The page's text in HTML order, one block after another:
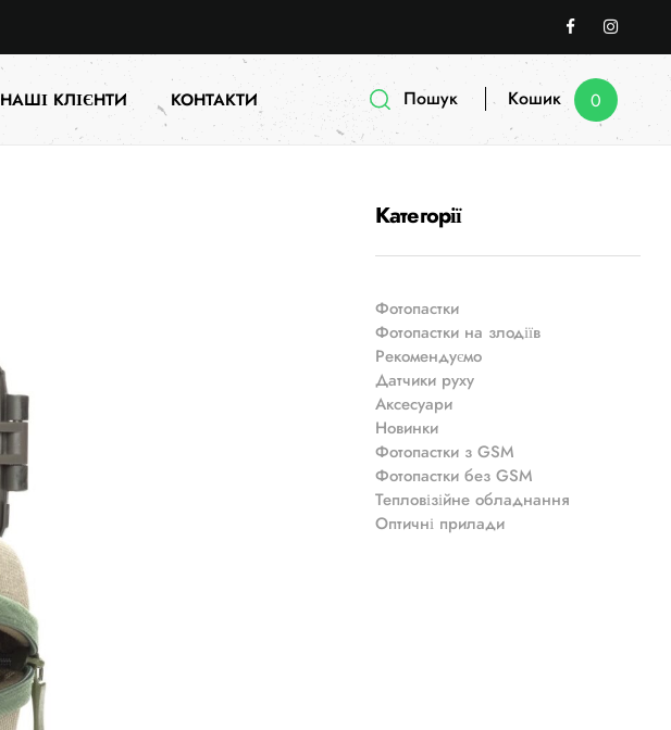
НАШІ КЛІЄНТИ КОНТАКТИ Пошук 0
Кошик
Категорії
Фотопастки
Фотопастки на злодіїв
Рекомендуємо
Датчики руху
Аксесуари
Новинки
Фотопастки з GSM
Фотопастки без GSM
Тепловізійне обладнання
Оптичні прилади